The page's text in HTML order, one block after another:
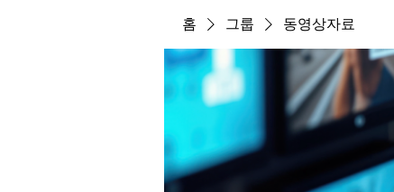
홈 그룹 동영상자료